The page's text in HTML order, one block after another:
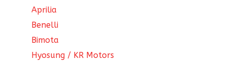
Aprilia
Benelli
Bimota
Hyosung / KR Motors